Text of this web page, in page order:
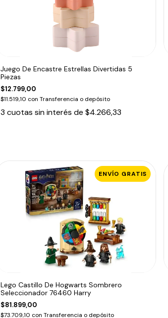
Juego De Encastre Estrellas Divertidas 5
Piezas
$12.799,00
$11.519,10 con Transferencia o depósito
3 cuotas sin interés de $4.266,33
ENVÍO GRATIS
Lego Castillo De Hogwarts Sombrero
Seleccionador 76460 Harry
$81.899,00
$73.709,10 con Transferencia o depósito